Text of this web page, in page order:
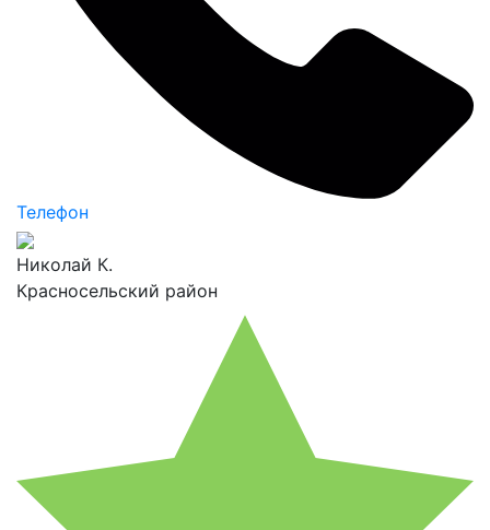
Телефон
Николай К.
Красносельский район